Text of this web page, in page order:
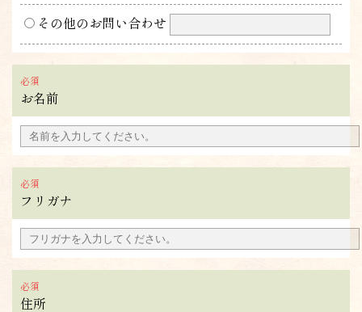
その他のお問い合わせ
お名前
フリガナ
住所